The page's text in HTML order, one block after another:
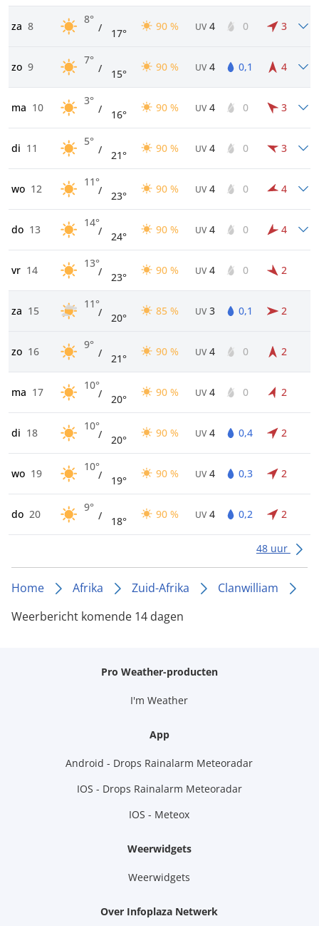
za 8
8°
/ 17°
90 % UV 4 0 3
zo 9
7°
/ 15°
90 % UV 4 0,1 4
ma 10
3°
/ 16°
90 % UV 4 0 3
di 11
5°
/ 21°
90 % UV 4 0 3
wo 12
11°
/ 23°
90 % UV 4 0 4
do 13
14°
/ 24°
90 % UV 4 0 4
vr 14
13°
/ 23°
90 % UV 4 0 2
za 15
11°
/ 20°
85 % UV 3 0,1 2
zo 16
9°
/ 21°
90 % UV 4 0 2
ma 17
10°
/ 20°
90 % UV 4 0 2
di 18
10°
/ 20°
90 % UV 4 0,4 2
wo 19
10°
/ 19°
90 % UV 4 0,3 2
do 20
9°
/ 18°
90 % UV 4 0,2 2
48 uur
Home Afrika Zuid-Afrika
Clanwilliam
Weerbericht komende 14 dagen
Pro Weather-producten
I'm Weather
App
Android - Drops Rainalarm Meteoradar
IOS - Drops Rainalarm Meteoradar
IOS - Meteox
Weerwidgets
Weerwidgets
Over Infoplaza Netwerk